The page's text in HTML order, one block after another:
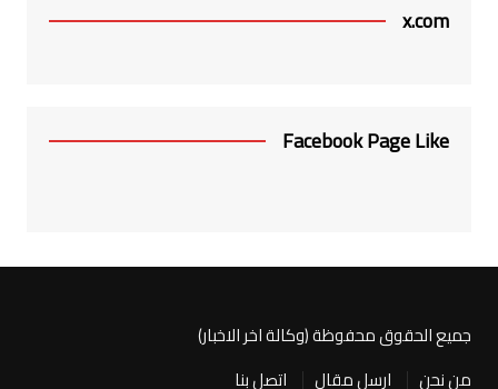
x.com
Facebook Page Like
جميع الحقوق محفوظة (وكالة اخر الاخبار)
من نحن
ارسل مقال اتصل بنا